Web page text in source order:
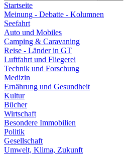
Startseite
Meinung - Debatte - Kolumnen
Seefahrt
Auto und Mobiles
Camping & Caravaning
Reise - Länder in GT
Luftfahrt und Fliegerei
Technik und Forschung
Medizin
Ernährung und Gesundheit
Kultur
Bücher
Wirtschaft
Besondere Immobilien
Politik
Gesellschaft
Umwelt, Klima, Zukunft